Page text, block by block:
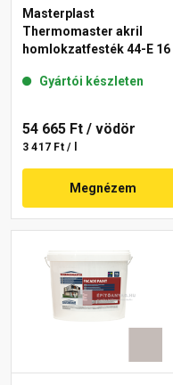
Masterplast
Thermomaster akril
homlokzatfesték 44-E 16 l
Gyártói készleten
54 665 Ft / vödör
3 417 Ft / l
Megnézem